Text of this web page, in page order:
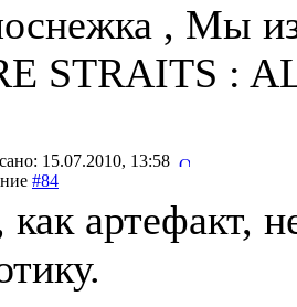
, Мы
STRAITS :
15.07.2010, 13:58
#84
как артефакт,